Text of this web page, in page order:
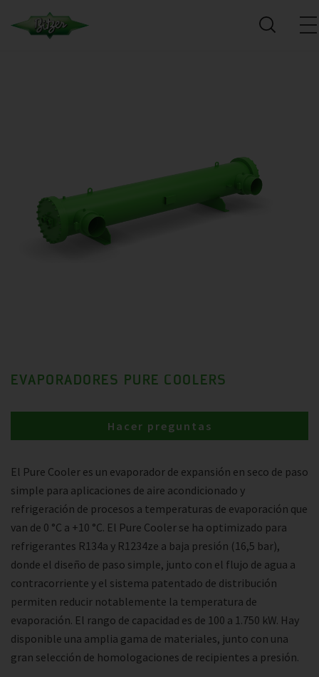
EVAPORADORES PURE COOLERS
El Pure Cooler es un evaporador de expansión en seco de paso
simple para aplicaciones de aire acondicionado y
refrigeración de procesos a temperaturas de evaporación que
van de 0 °C a +10 °C. El Pure Cooler se ha optimizado para
refrigerantes R134a y R1234ze a baja presión (16,5 bar),
donde el diseño de paso simple, junto con el flujo de agua a
contracorriente y el sistema patentado de distribución
permiten reducir notablemente la temperatura de
evaporación. El rango de capacidad es de 100 a 1.750 kW. Hay
disponible una amplia gama de materiales, junto con una
gran selección de homologaciones de recipientes a presión.
Hacer preguntas